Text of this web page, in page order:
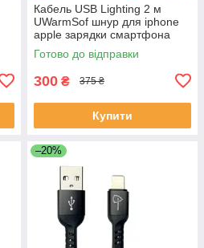
Кабель USB Lighting 2 м
UWarmSof шнур для iphone
apple зарядки смартфона
телефону навушників ios ipad
передачі даних 2.4 А
Готово до відправки
300 ₴ 375 ₴
Купити
–20%